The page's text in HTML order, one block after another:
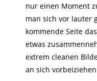
nur einen Moment
man sich vor lauter
kommende Seite
etwas
extrem cleanen
an sich